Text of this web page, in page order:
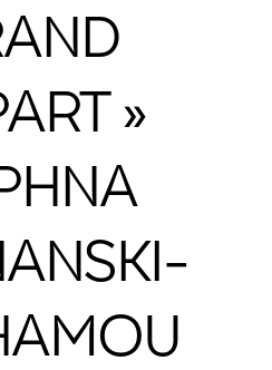
»